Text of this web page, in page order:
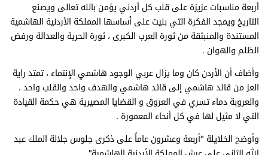
أربعة مناسبات عزيزة على قلب كل أردني يؤمن بالله تعالى ويصنع
التاريخ ويمجد الفكرة التي بنيت على أساسها المملكة الأردنية الهاشمية
المستندة والمنبثقة من ثورة العرب الكبرى ، ثورة الحرية والعدالة ورفض
الظلم والهوان .
وأضاف أن الأردن كان وما يزال عربي الوجود هاشمي الإنتماء ، تمتد راية
العز من قائد هاشمي إلى قائد هاشمي والهدف واحد والقلب واحد ،
والعروبة دماء تسري في العروق و القضايا المصيرية هي حكمة القيادة
التي لا مثيل لها في كل أنحاء المعمورة .
وأوضح الخلايلة "أربعة وعشرون عاماً على ذكرى جلوس جلالة الملك عبد
الله الثاني على عرش المملكة الأردنية الهاشمية".